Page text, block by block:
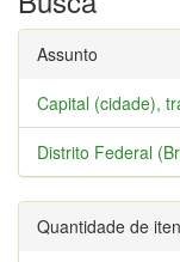
Assunto
Capital (cidade),
Distrito Federal
Quantidade de